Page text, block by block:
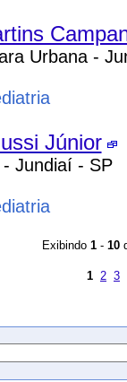
Urbana -
Júnior
Jundiaí - SP
Exibindo 1- 10
1 2 3